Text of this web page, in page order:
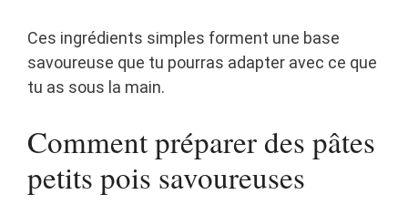
Ces ingrédients simples forment une base
savoureuse que tu pourras adapter avec ce que
tu as sous la main.
Comment préparer des pâtes
petits pois savoureuses